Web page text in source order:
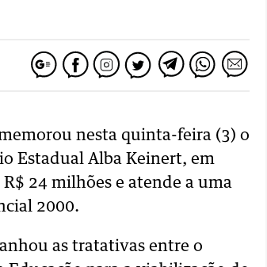
nesta quinta-feira (3) o
Estadual Alba Keinert, em
24 milhões e atende a uma
2000.
as tratativas entre o